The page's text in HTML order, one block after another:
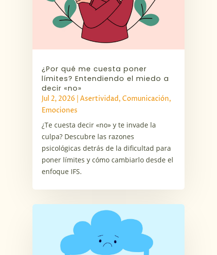
¿Por qué me cuesta poner
límites? Entendiendo el miedo a
decir «no»
Jul 2, 2026 |Asertividad, Comunicación,
Emociones
¿Te cuesta decir «no» y te invade la
culpa? Descubre las razones
psicológicas detrás de la dificultad para
poner límites y cómo cambiarlo desde el
enfoque IFS.